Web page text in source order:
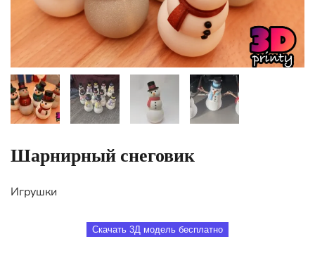
Шарнирный снеговик
Игрушки
Скачать 3Д модель бесплатно